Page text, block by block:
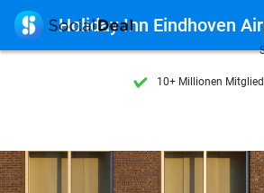
7 Tage die Woche
10+ Millionen
7 Tage die Woche
 Holiday Inn Eindhoven